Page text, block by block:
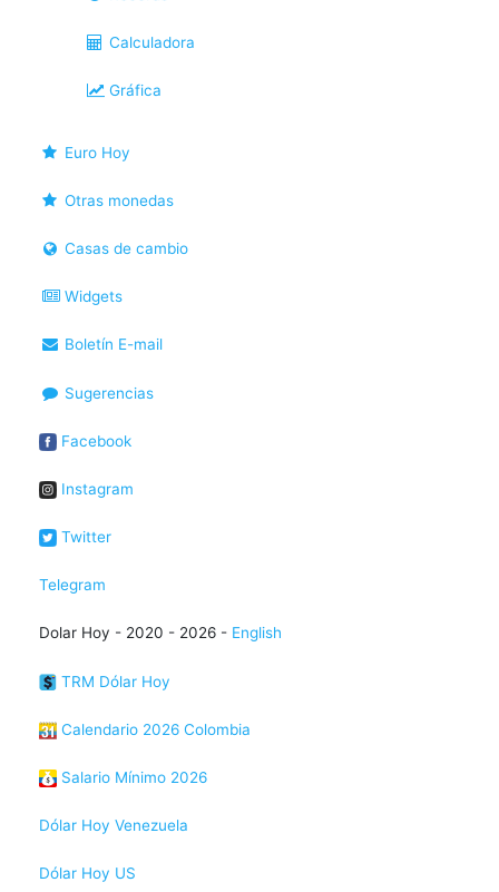
Calculadora
Gráfica
Euro Hoy
Otras monedas
Casas de cambio
Widgets
Boletín E-mail
Sugerencias
Facebook
Instagram
Twitter
Telegram
Dolar Hoy - 2020 - 2026 - English
TRM Dólar Hoy
Calendario 2026 Colombia
Salario Mínimo 2026
Dólar Hoy Venezuela
Dólar Hoy US